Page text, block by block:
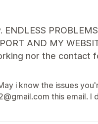
AND MY
nor the contact
i know the issues
this email.